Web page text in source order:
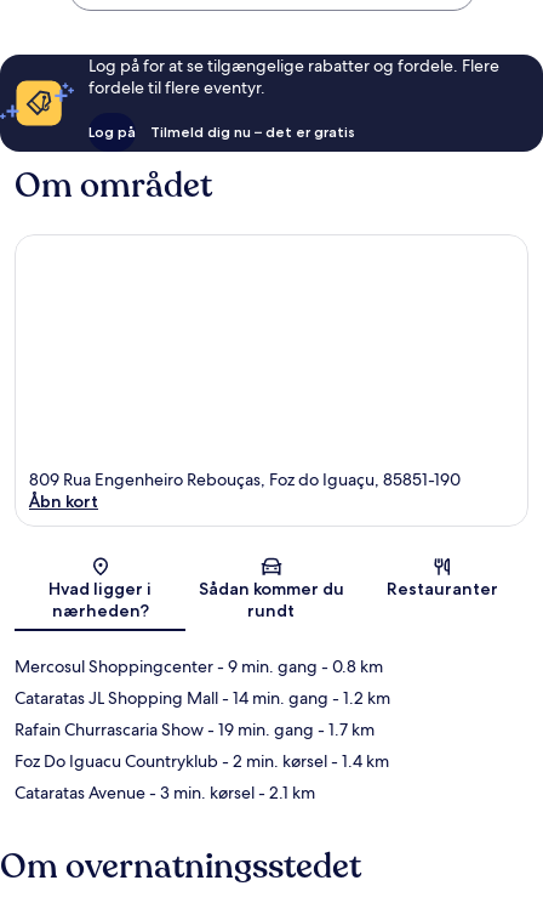
Log på for at se tilgængelige rabatter og fordele. Flere
fordele til flere eventyr.
Log på Tilmeld dig nu – det er gratis
Om området
Kort
809 Rua Engenheiro Rebouças, Foz do Iguaçu, 85851-190
Åbn kort
Hvad ligger i
nærheden?
Sådan kommer du
rundt
Restauranter
Mercosul Shoppingcenter- 9 min. gang - 0.8 km
Cataratas JL Shopping Mall- 14 min. gang - 1.2 km
Rafain Churrascaria Show- 19 min. gang - 1.7 km
Foz Do Iguacu Countryklub- 2 min. kørsel- 1.4 km
Cataratas Avenue- 3 min. kørsel- 2.1 km
Om overnatningsstedet